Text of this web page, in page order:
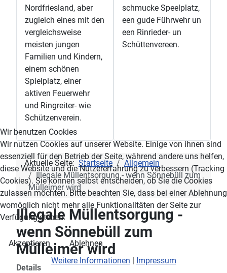
Nordfriesland, aber
zugleich eines mit den
vergleichsweise
meisten jungen
Familien und Kindern,
einem schönen
Spielplatz, einer
aktiven Feuerwehr
und Ringreiter- wie
Schützenverein.
schmucke Speelplatz,
een gude Führwehr un
een Rinrieder- un
Schüttenvereen.
Aktuelle Seite: Startseite
Allgemein
Illegale Müllentsorgung - wenn Sönnebüll zum
Mülleimer wird
Illegale Müllentsorgung -
wenn Sönnebüll zum
Mülleimer wird
Details
Wir benutzen Cookies
Wir nutzen Cookies auf unserer Website. Einige von ihnen sind
essenziell für den Betrieb der Seite, während andere uns helfen,
diese Website und die Nutzererfahrung zu verbessern (Tracking
Cookies). Sie können selbst entscheiden, ob Sie die Cookies
zulassen möchten. Bitte beachten Sie, dass bei einer Ablehnung
womöglich nicht mehr alle Funktionalitäten der Seite zur
Verfügung stehen.
Akzeptieren
Ablehnen
Weitere Informationen | Impressum